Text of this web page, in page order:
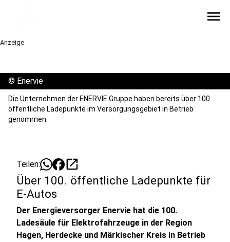
menu
Anzeige
© Enervie
Die Unternehmen der ENERVIE Gruppe haben bereits über 100.
öffentliche Ladepunkte im Versorgungsgebiet in Betrieb
genommen.
Teilen: open_in_new
Über 100. öffentliche Ladepunkte für
E-Autos
Der Energieversorger Enervie hat die 100.
Ladesäule für Elektrofahrzeuge in der Region
Hagen, Herdecke und Märkischer Kreis in Betrieb